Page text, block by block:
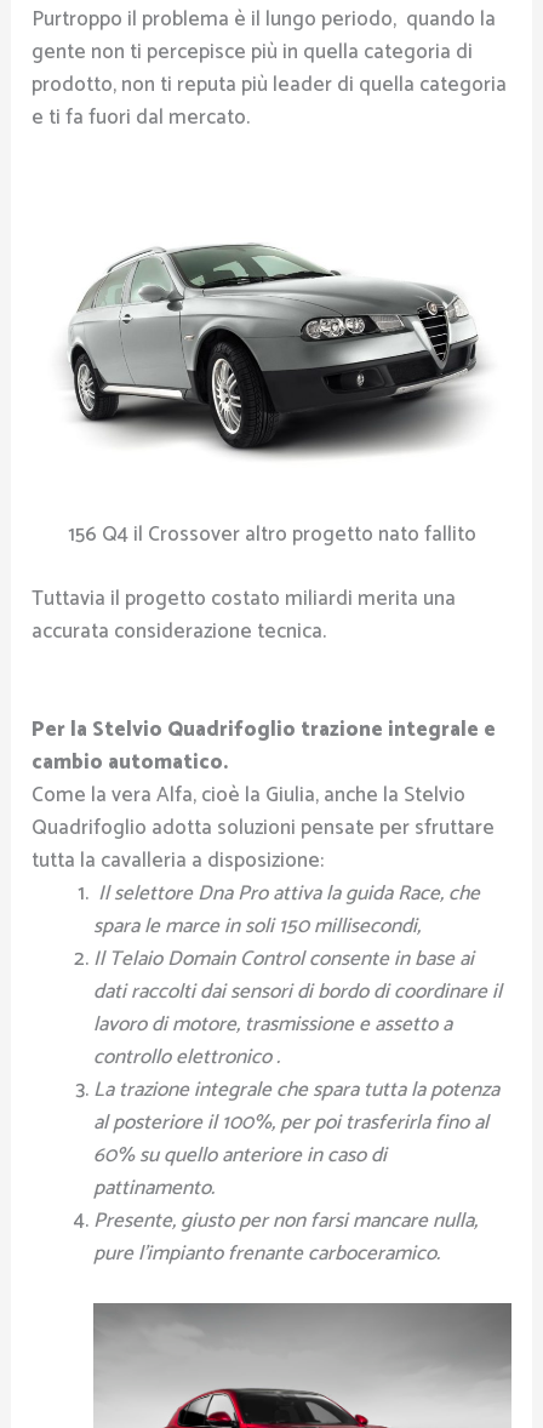
Purtroppo il problema è il lungo periodo, quando la
gente non ti percepisce più in quella categoria di
prodotto, non ti reputa più leader di quella categoria
e ti fa fuori dal mercato.
156 Q4 il Crossover altro progetto nato fallito
Tuttavia il progetto costato miliardi merita una
accurata considerazione tecnica.
Per la Stelvio Quadrifoglio trazione integrale e
cambio automatico.
Come la vera Alfa, cioè la Giulia, anche la Stelvio
Quadrifoglio adotta soluzioni pensate per sfruttare
tutta la cavalleria a disposizione:
Il selettore Dna Pro attiva la guida Race, che
spara le marce in soli 150 millisecondi,
Il Telaio Domain Control consente in base ai
dati raccolti dai sensori di bordo di coordinare il
lavoro di motore, trasmissione e assetto a
controllo elettronico .
La trazione integrale che spara tutta la potenza
al posteriore il 100%, per poi trasferirla fino al
60% su quello anteriore in caso di
pattinamento.
Presente, giusto per non farsi mancare nulla,
pure l’impianto frenante carboceramico.